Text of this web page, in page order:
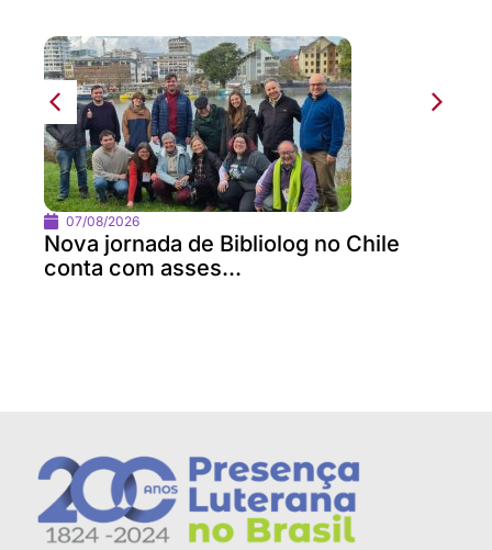
07/08/2026
Nova jornada de Bibliolog no Chile
conta com asses...